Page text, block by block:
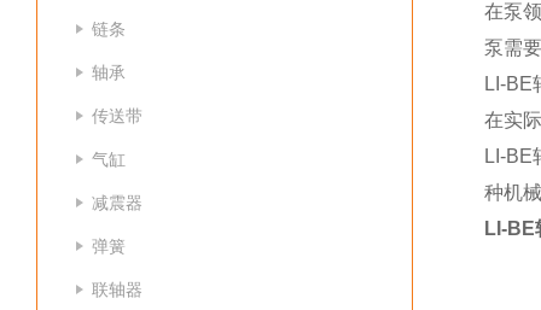
链条
轴承
传送带
气缸
减震器
弹簧
联轴器
在泵
泵需
LI-BE
在实
LI-BE
种机
LI-BE